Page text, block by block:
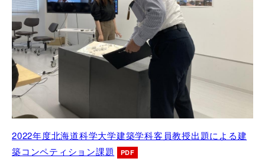
2022年度北海道科学大学建築学科客員教授出題による建
築コンペティション課題
PDF